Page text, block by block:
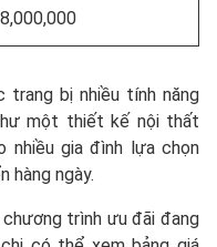
trang bị nhiều tính năng
một thiết kế nội thất
nhiều gia đình lựa chọn
hàng ngày.
trình ưu đãi đang